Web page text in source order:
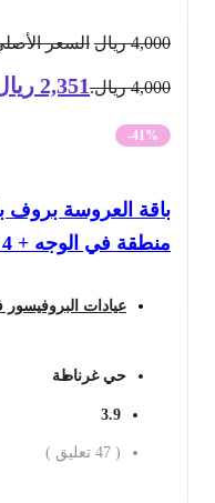
4,000 ريال السعر الأصلي
4,000 ريال. 2,351 ريال
-41%
منطقة في الوجه + 4 خدمات
عيادات البروفيسور
حي غرناطة
3.9
47 تعليق )